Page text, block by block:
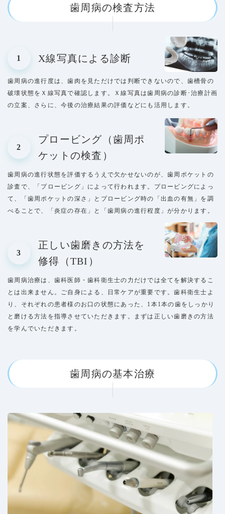
歯周病の検査方法
1 X線写真による診断
歯周病の進行度は、歯肉を見ただけでは判断できないので、歯槽骨の
破壊状態をＸ線写真で確認します。Ｘ線写真は歯周病の診断･治療計画
の立案、さらに、今後の治療結果の評価などにも活用します。
2
プロービング（歯周ポ
ケットの検査）
歯周病の進行状態を評価するうえで欠かせないのが、歯周ポケットの
診査で、「プロービング」によって行われます。プロービングによっ
て、「歯周ポケットの深さ」とプロービング時の「出血の有無」を調
べることで、「炎症の存在」と「歯周病の進行程度」が分かります。
3
正しい歯磨きの方法を
修得（TBI）
歯周病治療は、歯科医師・歯科衛生士の力だけでは全てを解決するこ
とは出来ません。ご自身による、日常ケアが重要です。歯科衛生士よ
り、それぞれの患者様のお口の状態にあった、1本1本の歯をしっかり
と磨ける方法を指導させていただきます。まずは正しい歯磨きの方法
を学んでいただきます。
歯周病の基本治療